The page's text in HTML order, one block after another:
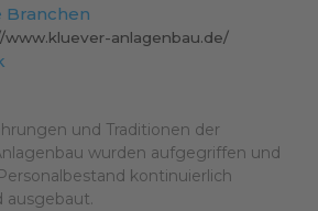
Branchen
anlagenbau.de/
und Traditionen der
wurden aufgegriffen und
kontinuierlich